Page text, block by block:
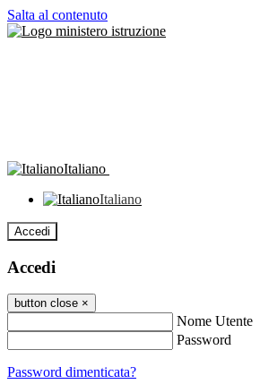
Salta al contenuto
Italiano
Italiano
Accedi
Accedi
button close ×
Nome Utente
Password
Password dimenticata?